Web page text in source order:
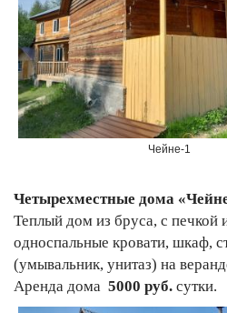
Чейне-1
Четырехместные дома
Теплый дом из бруса, с печкой
односпальные кровати, шкаф,
(умывальник, унитаз) на
Аренда дома 5000 руб. сутки.